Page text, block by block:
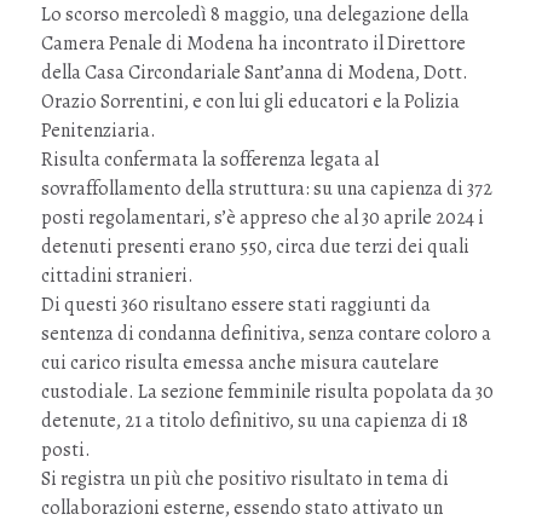
Lo scorso mercoledì 8 maggio, una delegazione della
Camera Penale di Modena ha incontrato il Direttore
della Casa Circondariale Sant’anna di Modena, Dott.
Orazio Sorrentini, e con lui gli educatori e la Polizia
Penitenziaria.
Risulta confermata la sofferenza legata al
sovraffollamento della struttura: su una capienza di 372
posti regolamentari, s’è appreso che al 30 aprile 2024 i
detenuti presenti erano 550, circa due terzi dei quali
cittadini stranieri.
Di questi 360 risultano essere stati raggiunti da
sentenza di condanna definitiva, senza contare coloro a
cui carico risulta emessa anche misura cautelare
custodiale. La sezione femminile risulta popolata da 30
detenute, 21 a titolo definitivo, su una capienza di 18
posti.
Si registra un più che positivo risultato in tema di
collaborazioni esterne, essendo stato attivato un